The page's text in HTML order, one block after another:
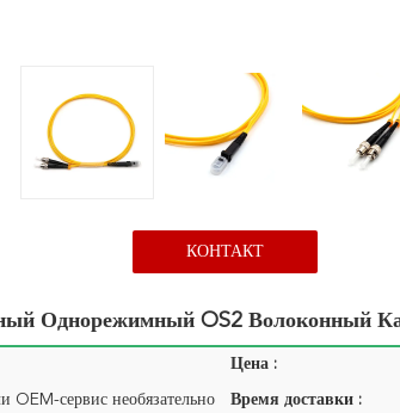
КОНТАКТ
Однорежимный OS2 Волоконный
Цена :
OEM-сервис необязательно Время доставки :